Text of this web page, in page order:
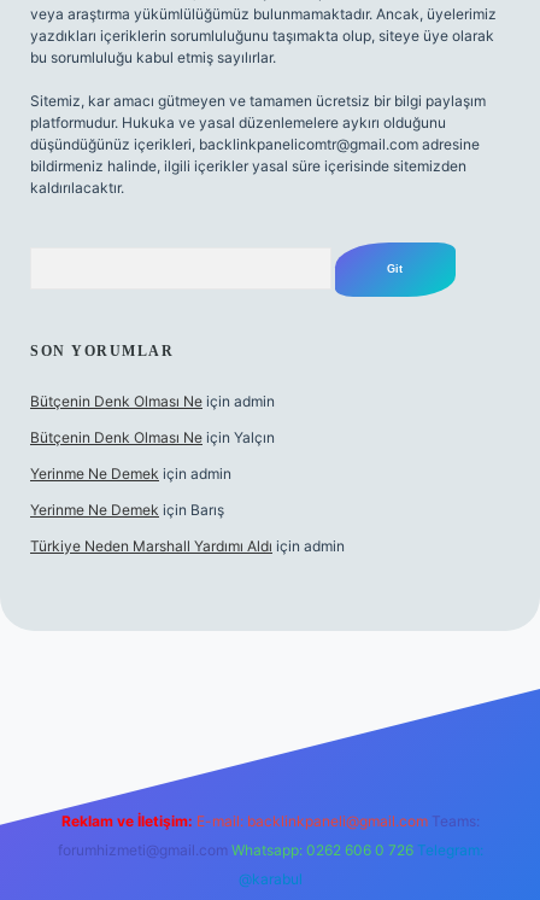
veya araştırma yükümlülüğümüz bulunmamaktadır. Ancak, üyelerimiz
yazdıkları içeriklerin sorumluluğunu taşımakta olup, siteye üye olarak
bu sorumluluğu kabul etmiş sayılırlar.
Sitemiz, kar amacı gütmeyen ve tamamen ücretsiz bir bilgi paylaşım
platformudur. Hukuka ve yasal düzenlemelere aykırı olduğunu
düşündüğünüz içerikleri, backlinkpanelicomtr@gmail.com adresine
bildirmeniz halinde, ilgili içerikler yasal süre içerisinde sitemizden
kaldırılacaktır.
SON YORUMLAR
Bütçenin Denk Olması Ne için admin
Bütçenin Denk Olması Ne için Yalçın
Yerinme Ne Demek için admin
Yerinme Ne Demek için Barış
Türkiye Neden Marshall Yardımı Aldı için admin
hiltonbet
Reklam ve İletişim: E-mail: backlinkpaneli@gmail.com Teams:
forumhizmeti@gmail.com Whatsapp: 0262 606 0 726 Telegram:
@karabul